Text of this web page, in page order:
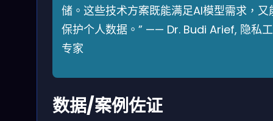
储。这些技术方案既能满足AI模型需求，又
保护个人数据。” —— Dr. Budi Arief, 隐私
专家
数据/案例佐证